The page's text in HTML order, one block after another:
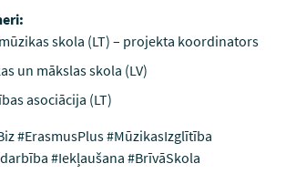
skola (LT) – projekta koordinators
un mākslas skola (LV)
asociācija (LT)
#ErasmusPlus #MūzikasIzglītība
#Iekļaušana #BrīvāSkola